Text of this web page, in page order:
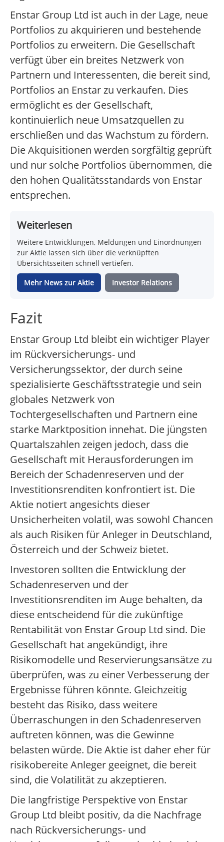
Enstar Group Ltd ist auch in der Lage, neue
Portfolios zu akquirieren und bestehende
Portfolios zu erweitern. Die Gesellschaft
verfügt über ein breites Netzwerk von
Partnern und Interessenten, die bereit sind,
Portfolios an Enstar zu verkaufen. Dies
ermöglicht es der Gesellschaft,
kontinuierlich neue Umsatzquellen zu
erschließen und das Wachstum zu fördern.
Die Akquisitionen werden sorgfältig geprüft
und nur solche Portfolios übernommen, die
den hohen Qualitätsstandards von Enstar
entsprechen.
Weiterlesen
Weitere Entwicklungen, Meldungen und Einordnungen
zur Aktie lassen sich über die verknüpften
Übersichtsseiten schnell vertiefen.
Mehr News zur Aktie Investor Relations
Fazit
Enstar Group Ltd bleibt ein wichtiger Player
im Rückversicherungs- und
Versicherungssektor, der durch seine
spezialisierte Geschäftsstrategie und sein
globales Netzwerk von
Tochtergesellschaften und Partnern eine
starke Marktposition innehat. Die jüngsten
Quartalszahlen zeigen jedoch, dass die
Gesellschaft mit Herausforderungen im
Bereich der Schadenreserven und der
Investitionsrenditen konfrontiert ist. Die
Aktie notiert angesichts dieser
Unsicherheiten volatil, was sowohl Chancen
als auch Risiken für Anleger in Deutschland,
Österreich und der Schweiz bietet.
Investoren sollten die Entwicklung der
Schadenreserven und der
Investitionsrenditen im Auge behalten, da
diese entscheidend für die zukünftige
Rentabilität von Enstar Group Ltd sind. Die
Gesellschaft hat angekündigt, ihre
Risikomodelle und Reservierungsansätze zu
überprüfen, was zu einer Verbesserung der
Ergebnisse führen könnte. Gleichzeitig
besteht das Risiko, dass weitere
Überraschungen in den Schadenreserven
auftreten können, was die Gewinne
belasten würde. Die Aktie ist daher eher für
risikobereite Anleger geeignet, die bereit
sind, die Volatilität zu akzeptieren.
Die langfristige Perspektive von Enstar
Group Ltd bleibt positiv, da die Nachfrage
nach Rückversicherungs- und